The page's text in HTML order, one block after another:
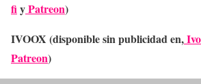
fiyPatreon)
IVOOX (disponible sin publicidad en,
Patreon)